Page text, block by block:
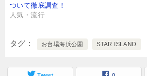
ついて徹底調査！
人気・流行
タグ お台場海浜公園 STAR ISLAND